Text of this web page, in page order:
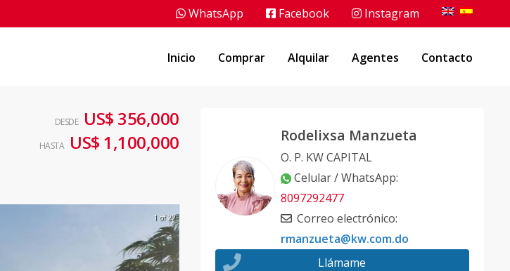
WhatsApp Facebook Instagram
Inicio Comprar Alquilar Agentes Contacto
DESDE US$ 356,000
HASTA US$ 1,100,000
1 of 22
Rodelixsa Manzueta
O. P. KW CAPITAL
Celular / WhatsApp:
8097292477
Correo electrónico:
rmanzueta@kw.com.do
Llámame